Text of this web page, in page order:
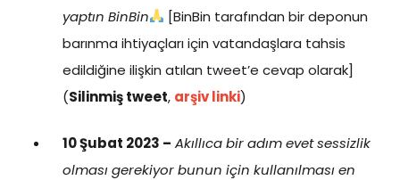
yaptın BinBin
[BinBin tarafından bir deponun
barınma ihtiyaçları için vatandaşlara tahsis
edildiğine ilişkin atılan tweet’e cevap olarak]
(Silinmiş tweet, arşiv linki)
10 Şubat 2023 – Akıllıca bir adım evet sessizlik
olması gerekiyor bunun için kullanılması en